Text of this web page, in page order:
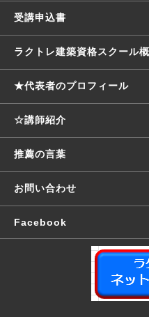
受講申込書
ラクトレ建築資格スクール
★代表者のプロフィール
☆講師紹介
推薦の言葉
お問い合わせ
Facebook